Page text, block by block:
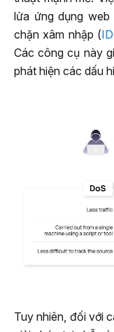
lửa ứng dụng
chặn xâm nhập (
Các công cụ này
phát hiện các dấu
Tuy nhiên, đối với